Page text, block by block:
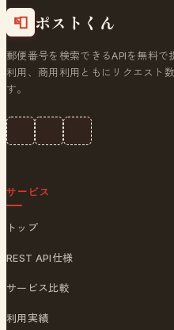
📮 ポストくん
郵便番号を検索できるAPIを無料で
利用、商用利用ともにリクエスト
す。
サービス
トップ
REST API仕様
サービス比較
利用実績